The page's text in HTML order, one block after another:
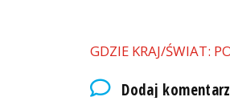
GDZIE KRAJ/ŚWIAT:
Dodaj komentarz